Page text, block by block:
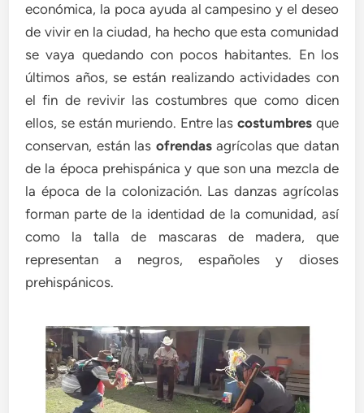
económica, la poca ayuda al campesino y el deseo
de vivir en la ciudad, ha hecho que esta comunidad
se vaya quedando con pocos habitantes. En los
últimos años, se están realizando actividades con
el fin de revivir las costumbres que como dicen
ellos, se están muriendo. Entre lascostumbres que
conservan, están las ofrendasagrícolas que datan
de la época prehispánica y que son una mezcla de
la época de la colonización. Las danzas agrícolas
forman parte de la identidad de la comunidad, así
como la talla de mascaras de madera, que
representan a negros, españoles y dioses
prehispánicos.